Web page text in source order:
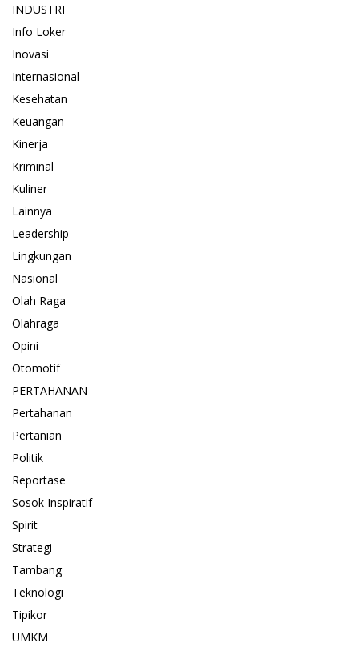
INDUSTRI
Info Loker
Inovasi
Internasional
Kesehatan
Keuangan
Kinerja
Kriminal
Kuliner
Lainnya
Leadership
Lingkungan
Nasional
Olah Raga
Olahraga
Opini
Otomotif
PERTAHANAN
Pertahanan
Pertanian
Politik
Reportase
Sosok Inspiratif
Spirit
Strategi
Tambang
Teknologi
Tipikor
UMKM